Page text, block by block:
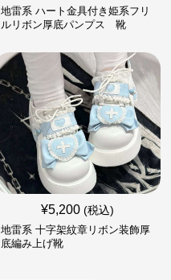
地雷系 ハート金具付き姫系フリ
ルリボン厚底パンプス 靴
¥5,200 (税込)
地雷系 十字架紋章リボン装飾厚
底編み上げ靴